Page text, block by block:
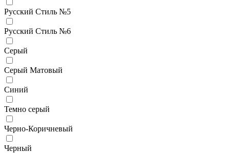
Русский Стиль №5
Русский Стиль №6
Серый
Серый Матовый
Синий
Темно серый
Черно-Коричневый
Черный